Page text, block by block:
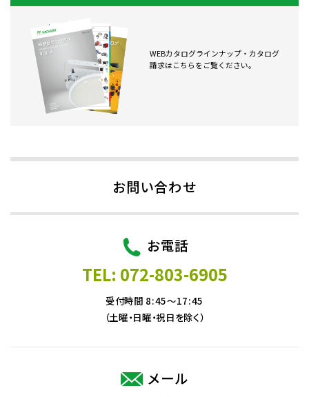
WEBカタログラインナップ・カタログ
請求はこちらをご覧ください。
お問い合わせ
お電話
TEL: 072-803-6905
受付時間 8:45～17:45
（土曜・日曜・祝日を除く）
メール